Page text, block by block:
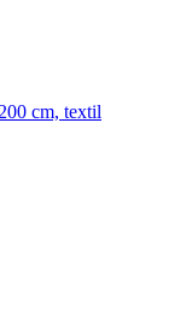
cm, textil